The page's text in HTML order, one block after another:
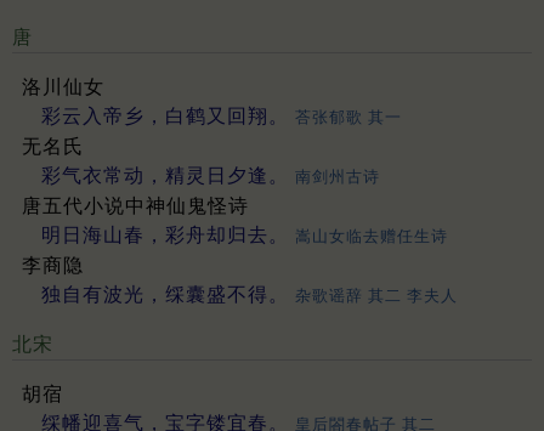
唐
洛川仙女
彩云入帝乡，白鹤又回翔。
荅张郁歌 其一
无名氏
彩气衣常动，精灵日夕逢。
南剑州古诗
唐五代小说中神仙鬼怪诗
明日海山春，彩舟却归去。
嵩山女临去赠任生诗
李商隐
独自有波光，䌽囊盛不得。
杂歌谣辞 其二 李夫人
北宋
胡宿
䌽幡迎喜气，宝字镂宜春。
皇后閤春帖子 其二